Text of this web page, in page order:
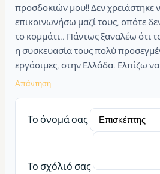
προσδοκιών μου!! Δεν χρειάστηκε
επικοινωνήσω μαζί τους, οπότε
το κομμάτι.. Πάντως ξαναλέω ότι
η συσκευασία τους πολύ
εργάσιμες, στην Ελλάδα. Ελπίζω
Απάντηση
Το όνομά σας
Το σχόλιό σας